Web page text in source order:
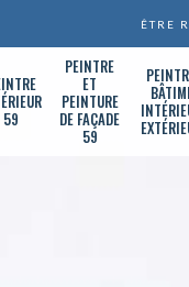
ÊTRE
59
PEINTRE
ET
PEINTURE
DE FAÇADE
59